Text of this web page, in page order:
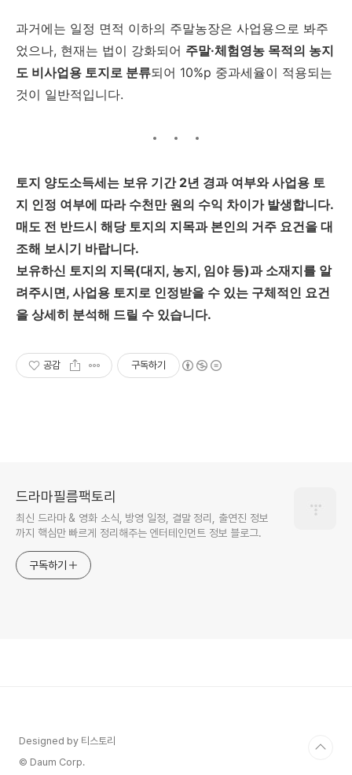
과거에는 일정 면적 이하의 주말농장은 사업용으로 봐주
었으나, 현재는 법이 강화되어 주말·체험영농 목적의 농지
도 비사업용 토지로 분류되어 10%p 중과세율이 적용되는
것이 일반적입니다.
토지 양도소득세는 보유 기간 2년 경과 여부와 사업용 토
지 인정 여부에 따라 수천만 원의 수익 차이가 발생합니다.
매도 전 반드시 해당 토지의 지목과 본인의 거주 요건을 대
조해 보시기 바랍니다.
보유하신 토지의 지목(대지, 농지, 임야 등)과 소재지를 알
려주시면, 사업용 토지로 인정받을 수 있는 구체적인 요건
을 상세히 분석해 드릴 수 있습니다.
공감 구독하기
드라마필름팩토리
최신 드라마 & 영화 소식, 방영 일정, 결말 정리, 출연진 정보
까지 핵심만 빠르게 정리해주는 엔터테인먼트 정보 블로그.
구독하기
Designed by 티스토리
© Daum Corp.